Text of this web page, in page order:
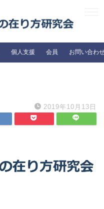
個人支援 会員 お問い合わ
2019年10月13日